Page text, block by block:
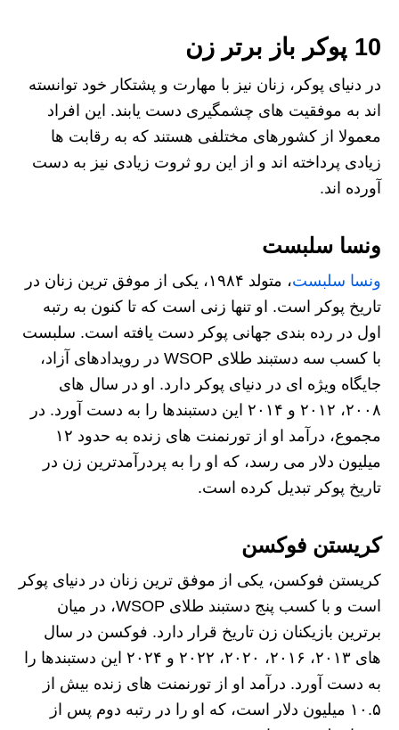
10 پوکر باز برتر زن
در دنیای پوکر، زنان نیز با مهارت و پشتکار خود توانسته‌
اند به موفقیت‌ های چشمگیری دست یابند. این افراد
معمولا از کشورهای مختلفی هستند که به رقابت ها
زیادی پرداخته اند و از این رو ثروت زیادی نیز به دست
آورده اند.
ونسا سلبست
ونسا سلبست
، متولد ۱۹۸۴، یکی از موفق‌ ترین زنان در
تاریخ پوکر است. او تنها زنی است که تا کنون به رتبه
اول در رده‌ بندی جهانی پوکر دست یافته است. سلبست
با کسب سه دستبند طلای WSOP در رویدادهای آزاد،
جایگاه ویژه‌ ای در دنیای پوکر دارد. او در سال‌ های
۲۰۰۸، ۲۰۱۲ و ۲۰۱۴ این دستبندها را به دست آورد. در
مجموع، درآمد او از تورنمنت‌ های زنده به حدود ۱۲
میلیون دلار می‌ رسد، که او را به پردرآمدترین زن در
تاریخ پوکر تبدیل کرده است.
کریستن فوکسن
کریستن فوکسن، یکی از موفق‌ ترین زنان در دنیای پوکر
است و با کسب پنج دستبند طلای WSOP، در میان
برترین بازیکنان زن تاریخ قرار دارد. فوکسن در سال‌
های ۲۰۱۳، ۲۰۱۶، ۲۰۲۰، ۲۰۲۲ و ۲۰۲۴ این دستبندها را
به دست آورد. درآمد او از تورنمنت‌ های زنده بیش از
۱۰.۵ میلیون دلار است، که او را در رتبه دوم پس از